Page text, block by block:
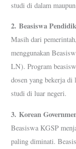
studi di dalam
2.Beasiswa
Masih dari
menggunakan
LN). Program
dosen yang bekerja
studi di luar negeri.
3.Korean
Beasiswa KGSP
paling diminati.